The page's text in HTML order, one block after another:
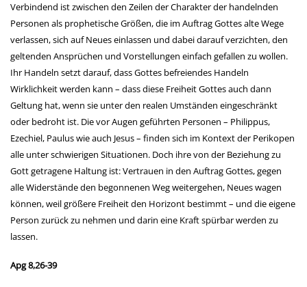
Verbindend ist zwischen den Zeilen der Charakter der handelnden
Personen als prophetische Größen, die im Auftrag Gottes alte Wege
verlassen, sich auf Neues einlassen und dabei darauf verzichten, den
geltenden Ansprüchen und Vorstellungen einfach gefallen zu wollen.
Ihr Handeln setzt darauf, dass Gottes befreiendes Handeln
Wirklichkeit werden kann – dass diese Freiheit Gottes auch dann
Geltung hat, wenn sie unter den realen Umständen eingeschränkt
oder bedroht ist. Die vor Augen geführten Personen – Philippus,
Ezechiel, Paulus wie auch Jesus – finden sich im Kontext der Perikopen
alle unter schwierigen Situationen. Doch ihre von der Beziehung zu
Gott getragene Haltung ist: Vertrauen in den Auftrag Gottes, gegen
alle Widerstände den begonnenen Weg weitergehen, Neues wagen
können, weil größere Freiheit den Horizont bestimmt – und die eigene
Person zurück zu nehmen und darin eine Kraft spürbar werden zu
lassen.
Apg 8,26-39